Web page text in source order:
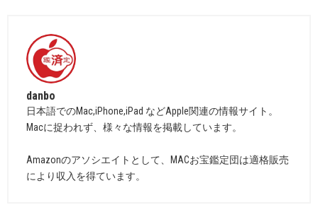
danbo
日本語でのMac,iPhone,iPad などApple関連の情報サイト。
Macに捉われず、様々な情報を掲載しています。
Amazonのアソシエイトとして、MACお宝鑑定団は適格販売
により収入を得ています。